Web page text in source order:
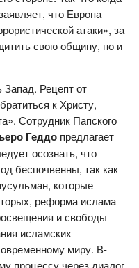
что Европа
атаки», за
свою общину, но и
Запад. Рецепт от
к Христу,
Сотрудник Папского
Геддо предлагает
осознать, что
беспочвенны, так как
которые
реформа ислама
и свободы
исламских
миру. В-
процессу через диалог